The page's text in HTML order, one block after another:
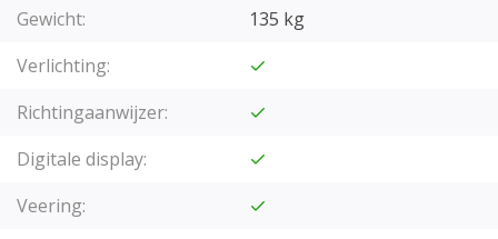
Gewicht:
135 kg
Verlichting:
Richtingaanwijzer:
Digitale display:
Veering: